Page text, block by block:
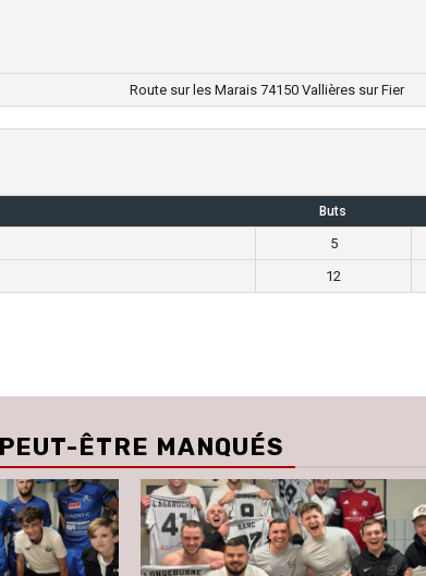
Route sur les Marais 74150 Vallières sur Fier
Buts
5
12
ÊTRE MANQUÉS